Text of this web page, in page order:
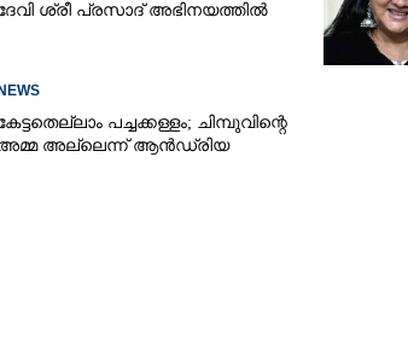
ശ്രീ പ്രസാദ് അഭിനയത്തിൽ
NEWS
പച്ചക്കള്ളം; ചിമ്പുവിന്റെ
അല്ലെന്ന് ആൻഡ്രിയ